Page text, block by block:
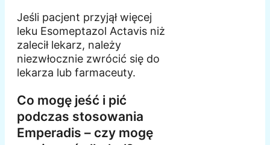
Jeśli pacjent przyjął więcej
leku Esomeptazol Actavis niż
zalecił lekarz, należy
niezwłocznie zwrócić się do
lekarza lub farmaceuty.
Co mogę jeść i pić
podczas stosowania
Emperadis – czy mogę